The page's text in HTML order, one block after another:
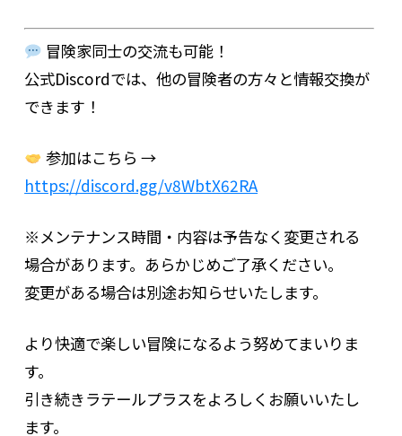
冒険家同士の交流も可能！
公式Discordでは、他の冒険者の方々と情報交換が
できます！
参加はこちら →
https://discord.gg/v8WbtX62RA
※メンテナンス時間・内容は予告なく変更される
場合があります。あらかじめご了承ください。
変更がある場合は別途お知らせいたします。
より快適で楽しい冒険になるよう努めてまいりま
す。
引き続きラテールプラスをよろしくお願いいたし
ます。